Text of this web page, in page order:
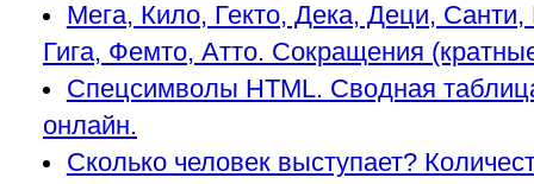
Мега, Кило, Гекто, Дека, Деци,
Гига, Фемто, Атто. Сокращения
Спецсимволы HTML. Сводная
онлайн.
Сколько человек выступает?